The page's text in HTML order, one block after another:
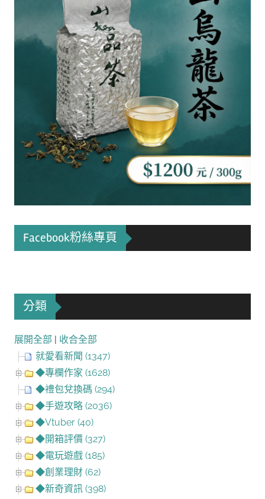
Facebook粉絲專頁
分類
展開全部
收合全部
就愛看新聞 (1347)
◆專欄作家 (1628)
◆禮包兌換碼 (294)
◆手遊攻略 (2036)
◆Vtuber (40)
◆開箱評價 (327)
◆電玩遊戲 (185)
◆創業理財 (62)
◆新奇資訊 (398)